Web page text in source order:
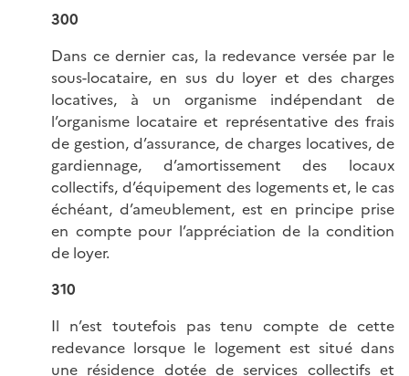
300
Dans ce dernier cas, la redevance versée par le
sous-locataire, en sus du loyer et des charges
locatives, à un organisme indépendant de
l’organisme locataire et représentative des frais
de gestion, d’assurance, de charges locatives, de
gardiennage, d’amortissement des locaux
collectifs, d’équipement des logements et, le cas
échéant, d’ameublement, est en principe prise
en compte pour l’appréciation de la condition
de loyer.
310
Il n’est toutefois pas tenu compte de cette
redevance lorsque le logement est situé dans
une résidence dotée de services collectifs et